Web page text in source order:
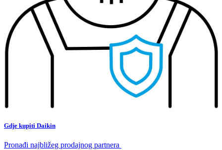
Gdje kupiti Daikin
Pronađi najbližeg prodajnog partnera